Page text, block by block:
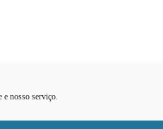
e nosso serviço.